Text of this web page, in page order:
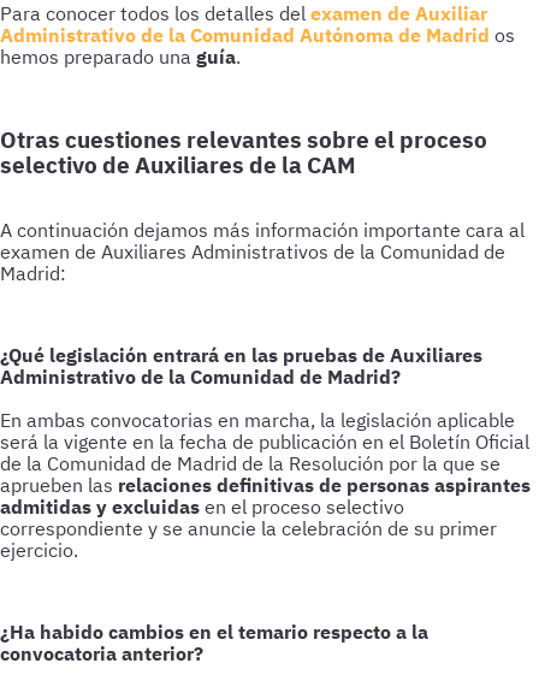
Para conocer todos los detalles del examen de Auxiliar
Administrativo de la Comunidad Autónoma de Madrid os
hemos preparado una guía.
Otras cuestiones relevantes sobre el proceso
selectivo de Auxiliares de la CAM
A continuación dejamos más información importante cara al
examen de Auxiliares Administrativos de la Comunidad de
Madrid:
¿Qué legislación entrará en las pruebas de Auxiliares
Administrativo de la Comunidad de Madrid?
En ambas convocatorias en marcha, la legislación aplicable
será la vigente en la fecha de publicación en el Boletín Oficial
de la Comunidad de Madrid de la Resolución por la que se
aprueben las relaciones definitivas de personas aspirantes
admitidas y excluidas en el proceso selectivo
correspondiente y se anuncie la celebración de su primer
ejercicio.
¿Ha habido cambios en el temario respecto a la
convocatoria anterior?